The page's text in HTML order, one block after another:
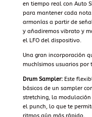
en tiempo real con Auto
para mantener cada
armonías a partir de
y añadiremos vibrato y
el LFO del dispositivo.
Una gran incorporación
muchísimos usuarios
Drum Sampler: Este
básicos de un sampler
stretching, la
el punch, lo que te